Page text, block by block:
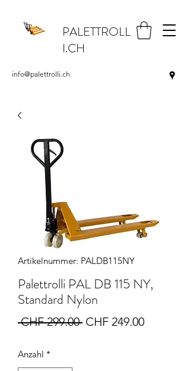
PALETTROLL
I.CH
info@palettrolli.ch
Artikelnummer: PALDB115NY
Palettrolli PAL DB 115 NY,
Standard Nylon
CHF 299.00 Standardpreis
CHF 249.00Sale-
Anzahl *